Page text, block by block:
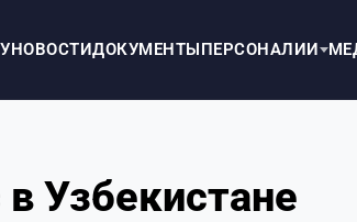
НОВОСТИДОКУМЕНТЫПЕРСОНАЛИИ
Узбекистане